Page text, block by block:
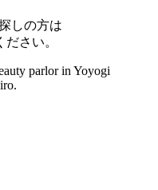
しの方は
さい。
parlor in Yoyogi